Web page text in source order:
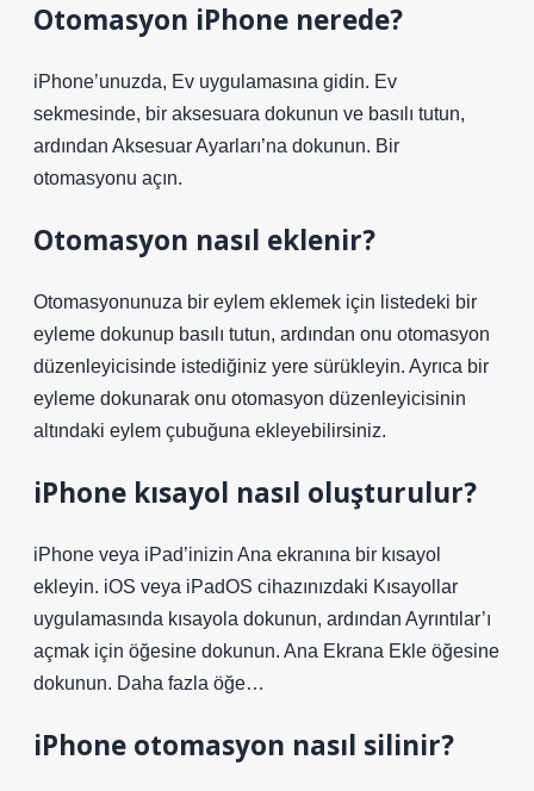
Otomasyon iPhone nerede?
iPhone’unuzda, Ev uygulamasına gidin. Ev
sekmesinde, bir aksesuara dokunun ve basılı tutun,
ardından Aksesuar Ayarları’na dokunun. Bir
otomasyonu açın.
Otomasyon nasıl eklenir?
Otomasyonunuza bir eylem eklemek için listedeki bir
eyleme dokunup basılı tutun, ardından onu otomasyon
düzenleyicisinde istediğiniz yere sürükleyin. Ayrıca bir
eyleme dokunarak onu otomasyon düzenleyicisinin
altındaki eylem çubuğuna ekleyebilirsiniz.
iPhone kısayol nasıl oluşturulur?
iPhone veya iPad’inizin Ana ekranına bir kısayol
ekleyin. iOS veya iPadOS cihazınızdaki Kısayollar
uygulamasında kısayola dokunun, ardından Ayrıntılar’ı
açmak için öğesine dokunun. Ana Ekrana Ekle öğesine
dokunun. Daha fazla öğe…
iPhone otomasyon nasıl silinir?